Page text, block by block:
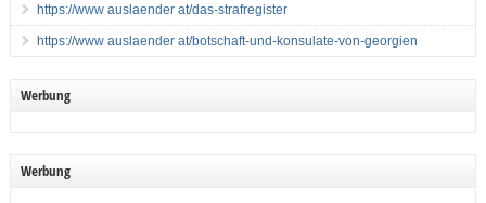
https://www auslaender at/das-strafregister
https://www auslaender at/botschaft-und-konsulate-von-georgien
Werbung
Werbung